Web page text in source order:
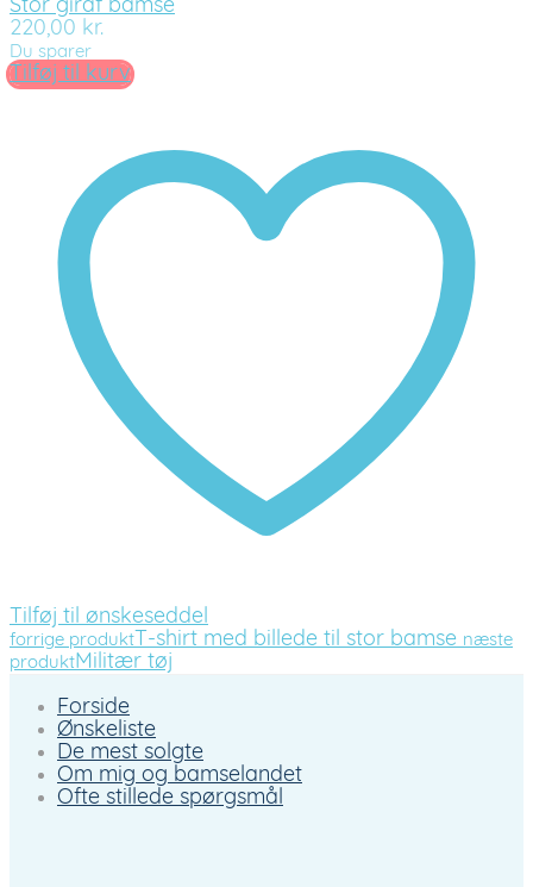
Stor giraf bamse
220,00 kr.
Du sparer
Tilføj til kurv
Tilføj til ønskeseddel
forrige produkt T-shirt med billede til stor bamse næste
produktMilitær tøj
Forside
Ønskeliste
De mest solgte
Om mig og bamselandet
Ofte stillede spørgsmål